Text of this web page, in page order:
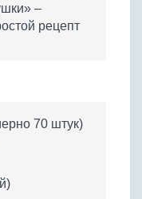
–
рецепт
70 штук)